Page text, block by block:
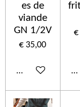
es de
viande
GN 1/2V
€ 35,00
In winkelwagen
€
In